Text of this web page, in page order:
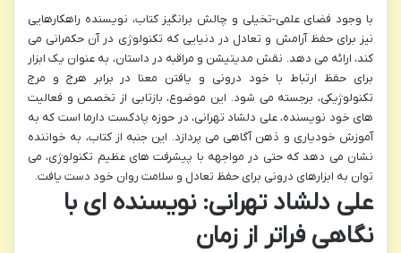
با وجود فضای علمی-تخیلی و چالش برانگیز کتاب، نویسنده راهکارهایی
نیز برای حفظ آرامش و تعادل در دنیایی که تکنولوژی در آن حکمرانی می
کند، ارائه می دهد. نقش مدیتیشن و مراقبه در داستان، به عنوان یک ابزار
برای حفظ ارتباط با خود درونی و یافتن معنا در برابر هرج و مرج
تکنولوژیکی، برجسته می شود. این موضوع، بازتابی از تخصص و فعالیت
های خود نویسنده، علی دلشاد تهرانی، در حوزه پادکست دارما است که به
آموزش خودیاری و ذهن آگاهی می پردازد. این جنبه از کتاب، به خواننده
نشان می دهد که حتی در مواجهه با پیشرفت های عظیم تکنولوژی، می
توان به ابزارهای درونی برای حفظ تعادل و سلامت روان خود دست یافت.
علی دلشاد تهرانی: نویسنده ای با
نگاهی فراتر از زمان